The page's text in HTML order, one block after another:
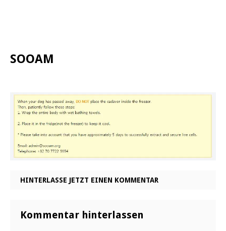
SOOAM
HINTERLASSE JETZT EINEN KOMMENTAR
Kommentar hinterlassen